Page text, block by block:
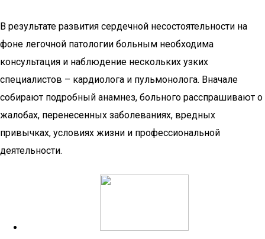
В результате развития сердечной несостоятельности на
фоне легочной патологии больным необходима
консультация и наблюдение нескольких узких
специалистов – кардиолога и пульмонолога. Вначале
собирают подробный анамнез, больного расспрашивают о
жалобах, перенесенных заболеваниях, вредных
привычках, условиях жизни и профессиональной
деятельности.